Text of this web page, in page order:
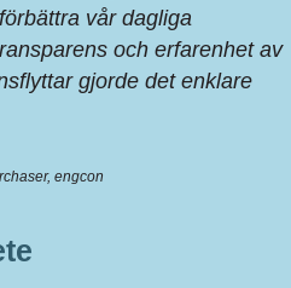
vår dagliga
och erfarenhet av
gjorde det enklare
engcon